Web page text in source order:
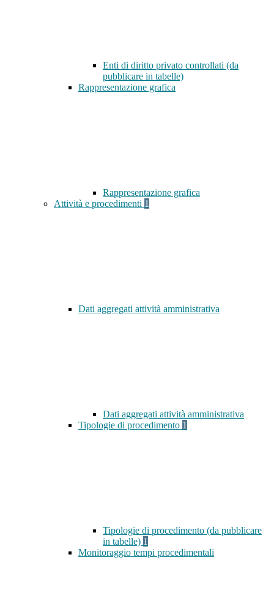
Enti di diritto privato controllati (da
pubblicare in tabelle)
Rappresentazione grafica
Rappresentazione grafica
Attività e procedimenti 1
Dati aggregati attività amministrativa
Dati aggregati attività amministrativa
Tipologie di procedimento 1
Tipologie di procedimento (da pubblicare
in tabelle) 1
Monitoraggio tempi procedimentali